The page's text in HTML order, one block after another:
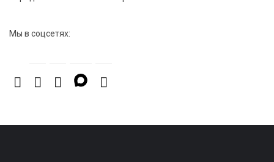
Мы в соцсетях: